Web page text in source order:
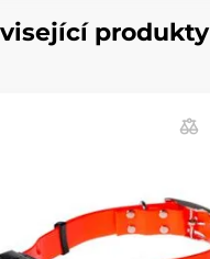
produkty